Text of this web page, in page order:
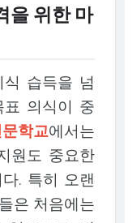
을 위한 마
습득을 넘
표 의식이 중
학교에서는
원도 중요한
. 특히 오랜
은 처음에는